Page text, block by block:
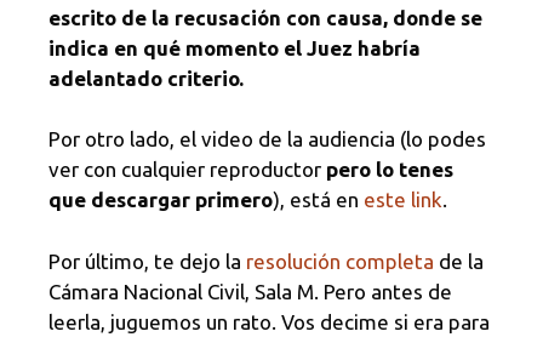
escrito de la recusación con causa, donde se
indica en qué momento el Juez habría
adelantado criterio.
Por otro lado, el video de la audiencia (lo podes
ver con cualquier reproductor pero lo tenes
que descargar primero), está en este link.
Por último, te dejo la resolución completa de la
Cámara Nacional Civil, Sala M. Pero antes de
leerla, juguemos un rato. Vos decime si era para